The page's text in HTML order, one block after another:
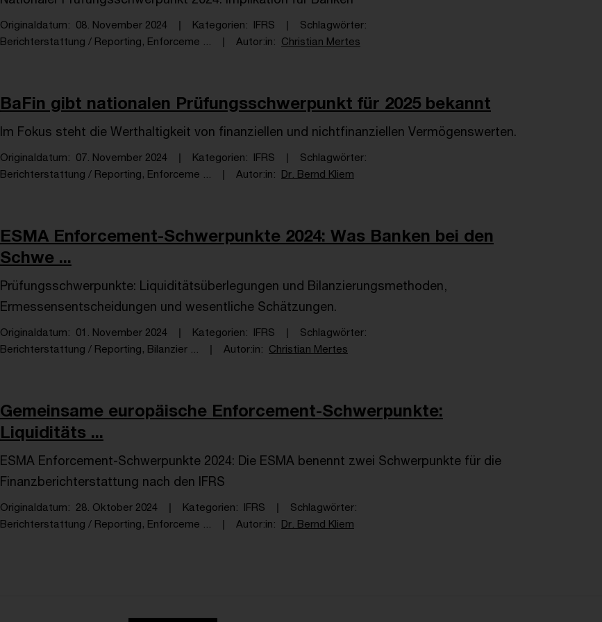
Originaldatum 08. November 2024 Kategorien IFRS
Schlagwörter
Berichterstattung / Reporting, Enforceme ...
Autor:in Christian Mertes
BaFin gibt nationalen Prüfungsschwerpunkt für 2025 bekannt
Im Fokus steht die Werthaltigkeit von finanziellen und nichtfinanziellen Vermögenswerten.
Originaldatum 07. November 2024 Kategorien IFRS
Schlagwörter
Berichterstattung / Reporting, Enforceme ...
Autor:in Dr. Bernd Kliem
ESMA Enforcement-Schwerpunkte 2024: Was Banken bei den
Schwe ...
Prüfungsschwerpunkte: Liquiditätsüberlegungen und Bilanzierungsmethoden,
Ermessensentscheidungen und wesentliche Schätzungen.
Originaldatum 01. November 2024 Kategorien IFRS
Schlagwörter
Berichterstattung / Reporting, Bilanzier ...
Autor:in Christian Mertes
Gemeinsame europäische Enforcement-Schwerpunkte:
Liquiditäts ...
ESMA Enforcement-Schwerpunkte 2024: Die ESMA benennt zwei Schwerpunkte für die
Finanzberichterstattung nach den IFRS
Originaldatum 28. Oktober 2024 Kategorien IFRS
Schlagwörter
Berichterstattung / Reporting, Enforceme ...
Autor:in Dr. Bernd Kliem